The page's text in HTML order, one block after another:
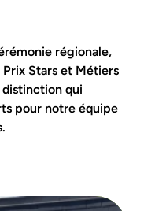
régionale,
Prix Stars et Métiers
qui
pour notre équipe